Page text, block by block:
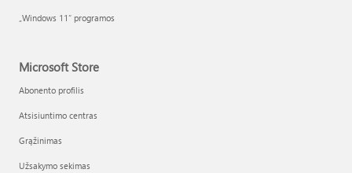
„Windows 11“ programos
Microsoft Store
Abonento profilis
Atsisiuntimo centras
Grąžinimas
Užsakymo sekimas